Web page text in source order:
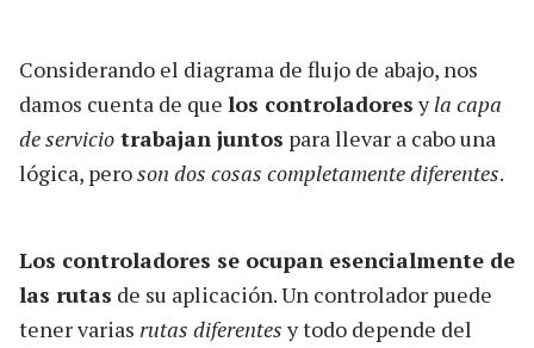
Considerando el diagrama de flujo de abajo, nos
damos cuenta de que los controladores yla capa
de servicio trabajan juntos para llevar a cabo una
lógica, peroson dos cosas completamente diferentes.
Los controladores se ocupan esencialmente de
las rutas de su aplicación. Un controlador puede
tener varias rutas diferentes y todo depende del